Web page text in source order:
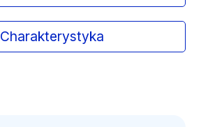
Charakterystyka